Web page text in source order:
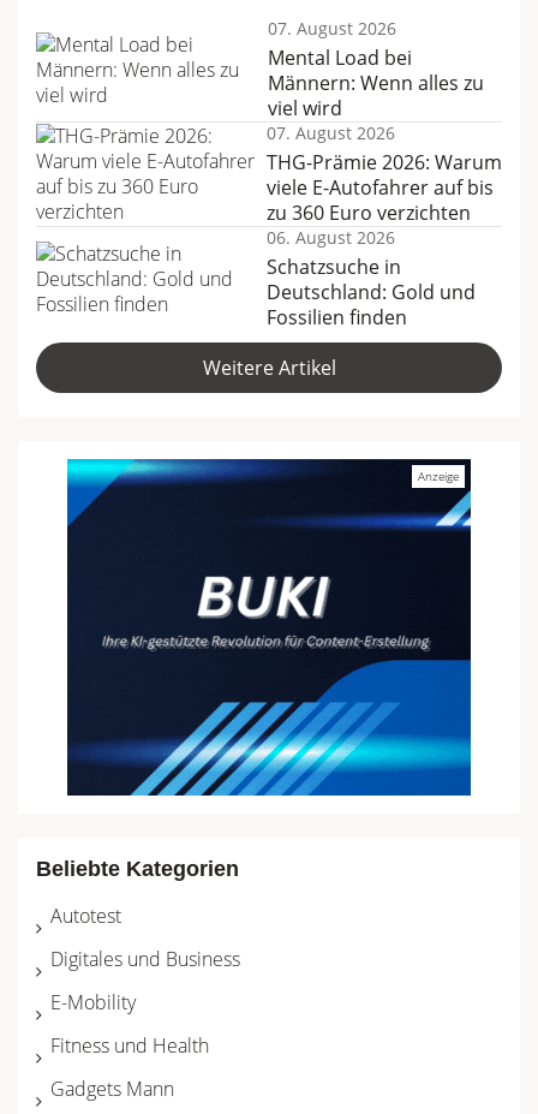
07. August 2026
Mental Load bei
Männern: Wenn alles zu
viel wird
07. August 2026
THG-Prämie 2026: Warum
viele E-Autofahrer auf bis
zu 360 Euro verzichten
06. August 2026
Schatzsuche in
Deutschland: Gold und
Fossilien finden
Weitere Artikel
Beliebte Kategorien
Autotest
Digitales und Business
E-Mobility
Fitness und Health
Gadgets Mann